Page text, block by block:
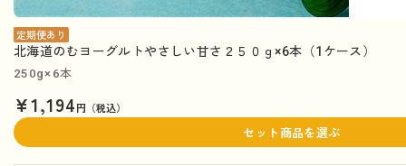
定期便あり
北海道のむヨーグルトやさしい甘さ２５０ｇ×6本（1ケース）
250g×6本
¥1,194円（税込）
セット商品を選ぶ